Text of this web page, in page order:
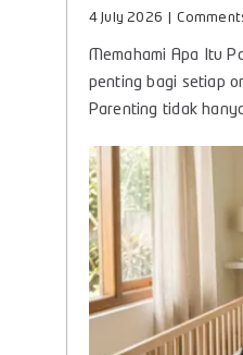
4 July 2026
Memahami Apa Itu
penting bagi setiap
Parenting tidak